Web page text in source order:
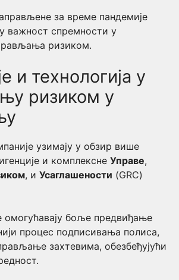
за време пандемије
важност спремности у
ризиком.
и технологија у
ризиком у
узимају у обзир више
и комплексне Управе,
, и Усаглашености (GRC)
омогућавају боље предвиђање
процес подписивања полиса,
захтевима, обезбеђујући